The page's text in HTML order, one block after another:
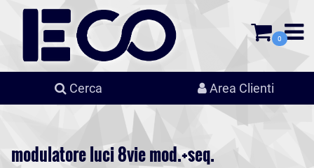
0
Cerca Area Clienti
modulatore luci 8vie mod.+seq.